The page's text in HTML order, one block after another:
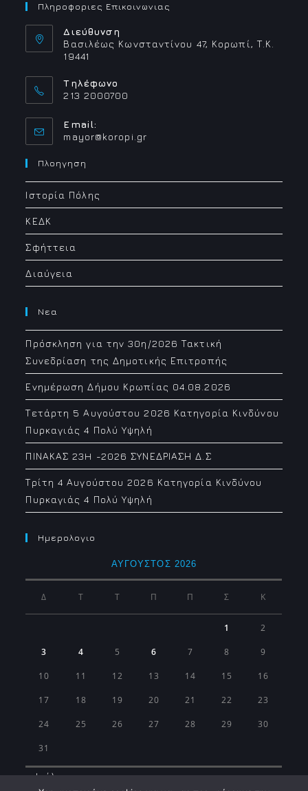
Πληροφοριες Επικοινωνιας
Διεύθυνση
Βασιλέως Κωνσταντίνου 47, Κορωπί, Τ.Κ.
19441
Τηλέφωνο
213 2000700
Email:
mayor@koropi.grOpens
Πλοηγηση
Ιστορία Πόλης
ΚΕΔΚ
Σφήττεια
Διαύγεια
Νεα
Πρόσκληση για την 30η/2026 Τακτική
Συνεδρίαση της Δημοτικής Επιτροπής
Ενημέρωση Δήμου Κρωπίας 04.08.2026
Τετάρτη 5 Αυγούστου 2026 Κατηγορία Κινδύνου
Πυρκαγιάς 4 Πολύ Υψηλή
ΠΙΝΑΚΑΣ 23H -2026 ΣΥΝΕΔΡΙΑΣΗ Δ.Σ
Τρίτη 4 Αυγούστου 2026 Κατηγορία Κινδύνου
Πυρκαγιάς 4 Πολύ Υψηλή
Ημερολογιο
ΑΎΓΟΥΣΤΟΣ 2026
Δ Τ Τ Π Π Σ Κ
1 2
3 4 5 6 7 8 9
10 11 12 13 14 15 16
17 18 19 20 21 22 23
24 25 26 27 28 29 30
31
« Ιούλ